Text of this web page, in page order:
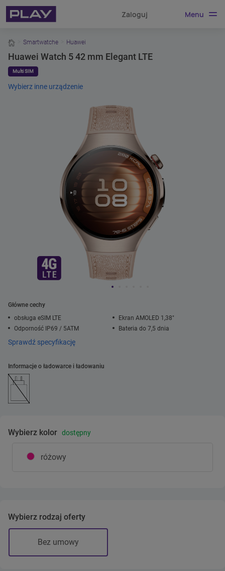
Zaloguj Menu
home
Smartwatche Huawei
Huawei Watch 5 42 mm Elegant LTE
Multi SIM
Wybierz inne urządzenie
Główne cechy
obsługa eSIM LTE
Ekran AMOLED 1,38"
Odporność IP69 / 5ATM
Bateria do 7,5 dnia
Sprawdź specyfikację
Informacje o ładowarce i ładowaniu
Wybierz kolor dostępny
różowy
Wybierz rodzaj oferty
Bez umowy